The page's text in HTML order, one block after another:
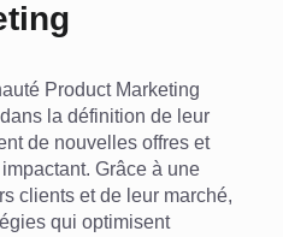
Product Marketing
la définition de leur
de nouvelles offres et
impactant. Grâce à une
clients et de leur marché,
qui optimisent